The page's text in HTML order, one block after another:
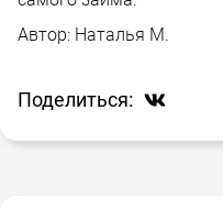
Автор: Наталья М.
Поделиться: